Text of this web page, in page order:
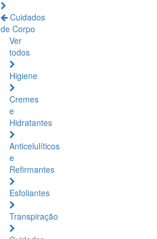
Cuidados
de Corpo
Ver
todos
Higiene
Cremes
e
Hidratantes
Anticelulíticos
e
Refirmantes
Esfoliantes
Transpiração